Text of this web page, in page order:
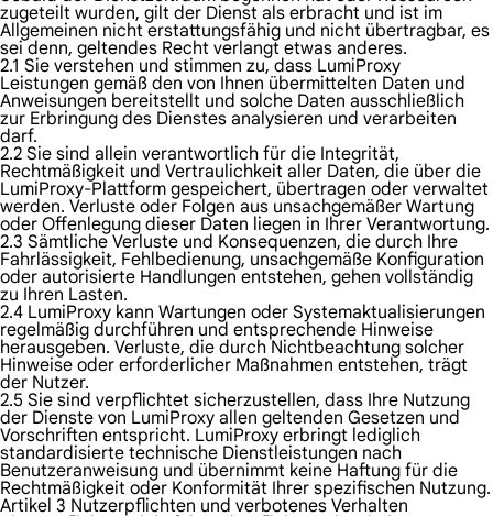
zugeteilt wurden, gilt der Dienst als erbracht und ist im
Allgemeinen nicht erstattungsfähig und nicht übertragbar, es
sei denn, geltendes Recht verlangt etwas anderes.
2.1 Sie verstehen und stimmen zu, dass LumiProxy
Leistungen gemäß den von Ihnen übermittelten Daten und
Anweisungen bereitstellt und solche Daten ausschließlich
zur Erbringung des Dienstes analysieren und verarbeiten
darf.
2.2 Sie sind allein verantwortlich für die Integrität,
Rechtmäßigkeit und Vertraulichkeit aller Daten, die über die
LumiProxy-Plattform gespeichert, übertragen oder verwaltet
werden. Verluste oder Folgen aus unsachgemäßer Wartung
oder Offenlegung dieser Daten liegen in Ihrer Verantwortung.
2.3 Sämtliche Verluste und Konsequenzen, die durch Ihre
Fahrlässigkeit, Fehlbedienung, unsachgemäße Konfiguration
oder autorisierte Handlungen entstehen, gehen vollständig
zu Ihren Lasten.
2.4 LumiProxy kann Wartungen oder Systemaktualisierungen
regelmäßig durchführen und entsprechende Hinweise
herausgeben. Verluste, die durch Nichtbeachtung solcher
Hinweise oder erforderlicher Maßnahmen entstehen, trägt
der Nutzer.
2.5 Sie sind verpflichtet sicherzustellen, dass Ihre Nutzung
der Dienste von LumiProxy allen geltenden Gesetzen und
Vorschriften entspricht. LumiProxy erbringt lediglich
standardisierte technische Dienstleistungen nach
Benutzeranweisung und übernimmt keine Haftung für die
Rechtmäßigkeit oder Konformität Ihrer spezifischen Nutzung.
Artikel 3 Nutzerpflichten und verbotenes Verhalten